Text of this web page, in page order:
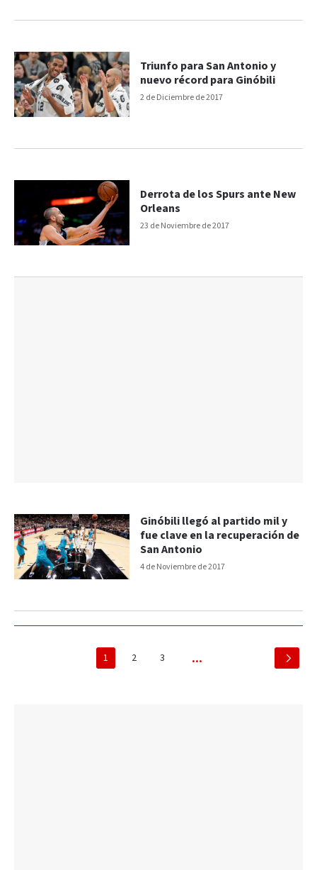
2 de Diciembre de 2017
Triunfo para San Antonio y
nuevo récord para Ginóbili
23 de Noviembre de 2017
Derrota de los Spurs ante New
Orleans
4 de Noviembre de 2017
Ginóbili llegó al partido mil y
fue clave en la recuperación de
San Antonio
1 2 3